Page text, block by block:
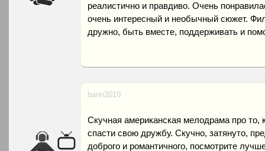
реалистично и правдиво. Очень
очень интересный и необычный сюжет.
дружно, быть вместе, поддерживать и
barin2010
Скучная американская мелодрама про то,
спасти свою дружбу. Скучно, затянуто,
доброго и романтичного, посмотрите